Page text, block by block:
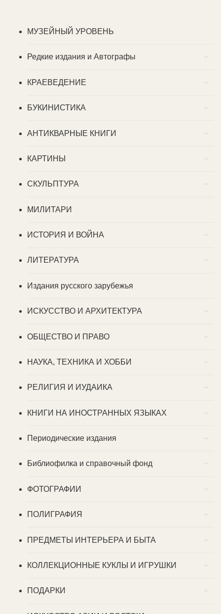
МУЗЕЙНЫЙ УРОВЕНЬ
Редкие издания и Автографы
КРАЕВЕДЕНИЕ
БУКИНИСТИКА
АНТИКВАРНЫЕ КНИГИ
КАРТИНЫ
СКУЛЬПТУРА
МИЛИТАРИ
ИСТОРИЯ И ВОЙНА
ЛИТЕРАТУРА
Издания русского зарубежья
ИСКУССТВО И АРХИТЕКТУРА
ОБЩЕСТВО И ПРАВО
НАУКА, ТЕХНИКА И ХОББИ
РЕЛИГИЯ И ИУДАИКА
КНИГИ НА ИНОСТРАННЫХ ЯЗЫКАХ
Периодические издания
Библиофилка и справочный фонд
ФОТОГРАФИИ
ПОЛИГРАФИЯ
ПРЕДМЕТЫ ИНТЕРЬЕРА И БЫТА
КОЛЛЕКЦИОННЫЕ КУКЛЫ И ИГРУШКИ
ПОДАРКИ